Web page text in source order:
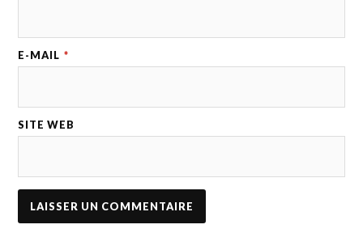
E-MAIL *
SITE WEB